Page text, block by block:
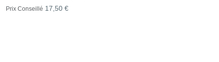
Prix Conseillé 17,50 €